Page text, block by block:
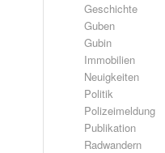
Geschichte
Guben
Gubin
Immobilien
Neuigkeiten
Politik
Polizeimeldung
Publikation
Radwandern